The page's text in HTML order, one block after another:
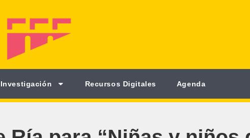
Recursos Digitales Agenda